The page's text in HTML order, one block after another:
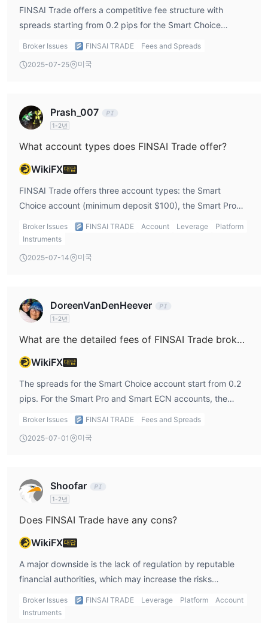
FINSAI Trade의 스프레드는 Smart Choice 계좌 기준 0.2핍부터 시
작합니다. 그리고 Smart Pro 및 Smart ECN 계좌의 스프레드는 일
합니다.
커미션의 경우, 모든 계좌 유형에 대해 거래액 $100,000당 $0입니
모든 Finsai Trade 계좌는 스왑 프리이므로, 포지션에 대해 어떠한
야간 이자도 부과되지 않습니다.
거래 플랫폼입출금
입금 옵션
FINSAI Trade offers a competitive fee structure with
spreads starting from 0.2 pips for the Smart Choice
account. There are no commissions for any of the account
there are no overnight interest charges.
Broker Issues FINSAI TRADE Fees and Spreads
2025-07-25 미국
Prash_007
1-2년
What account types does FINSAI Trade offer?
WikiFX대답
FINSAI Trade offers three account types: the Smart
Choice account (minimum deposit $100), the Smart Pro
account (minimum deposit $1,000), and the Smart ECN
account (minimum deposit $5,000).
Broker Issues FINSAI TRADE Account Leverage
Platform
Instruments
2025-07-14 미국
DoreenVanDenHeever
1-2년
What are the detailed fees of FINSAI Trade broker?
WikiFX대답
The spreads for the Smart Choice account start from 0.2
pips. For the Smart Pro and Smart ECN accounts, the
spreads are typically tighter. All accounts come with $0
no fees for deposits or withdrawals.
Broker Issues FINSAI TRADE Fees and Spreads
2025-07-01 미국
Shoofar
1-2년
Does FINSAI Trade have any cons?
WikiFX대답
A major downside is the lack of regulation by reputable
financial authorities, which may increase the risks
involved. Additionally, the platform does not offer demo
accounts or support MT4/MT5, limiting its appeal to some
Broker Issues FINSAI TRADE Leverage Platform
Account
Instruments